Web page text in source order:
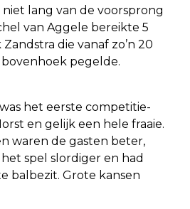
lang van de voorsprong
van Aggele bereikte 5
die vanaf zo’n 20
pegelde.
het eerste competitie-
en gelijk een hele fraaie.
waren de gasten beter,
spel slordiger en had
balbezit. Grote kansen